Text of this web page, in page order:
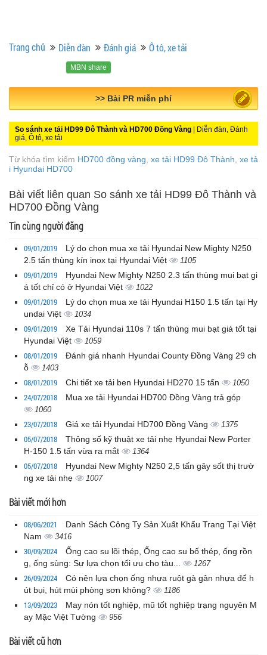
Trang chủ Diễn đàn Đánh giá Ô tô, xe tải
MBN share
>> Quảng cáo miễn phí
So sánh xe tải HD99 Đô Thành và HD700 Đồng Vàng | Diễn đàn, Đánh
giá, Ô tô, xe tải
Từ khóa tìm kiếm HD700 đồng vàng xe tải HD99 Đô Thành xe tả
i Hyundai HD700
Bài viết liên quan So sánh xe tải HD99 Đô Thành và
HD700 Đồng Vàng
Tin cùng người đăng
09/01/2019
Lý do chọn mua xe tải Hyundai New Mighty N250
2.5 tấn thùng kín inox tại Hyundai Việt
1105
09/01/2019
Hyundai New Mighty N250 2.3 tấn thùng mui bạt gi
á tốt chỉ có ở Hyundai Việt
1022
09/01/2019
Lý do chọn mua xe tải Hyundai H150 1.5 tấn tại Hy
undai Việt
1034
09/01/2019
Xe Tải Hyundai 110s 7 tấn thùng mui bạt giá tốt tại
Hyundai Việt
1059
08/01/2019
Đánh giá nhanh Hyundai County Đồng Vàng 29 ch
ỗ
1403
08/01/2019 Chi tiết xe tải ben Hyundai HD270 15 tấn 1050
24/07/2018 Mua xe tải Hyundai HD700 Đồng Vàng trả góp
1060
23/07/2018 Giá xe tải Hyundai HD700 Đồng Vàng 1375
05/07/2018
Thông số kỹ thuật xe tải nhẹ Hyundai New Porter
H-150 1.5 tấn vừa ra mắt
1364
05/07/2018
Hyundai New Mighty N250 2,5 tấn gây sốt thị trườ
ng xe tải nhẹ
1007
Bài viết mới hơn
08/06/2021
Danh Sách Công Ty Sản Xuất Khẩu Trang Tại Việt
Nam
3416
30/09/2024
Ống cao su lõi thép, Ống cao su bố thép, ống rồn
g, ống sùng: Sự lựa chọn tối ưu cho tàu...
1267
26/09/2024
Có nên lựa chọn ống nhựa ruột gà gân nhựa để h
út bụi, hút mùi phòng sơn không?
1186
13/09/2023
May nón tốt nghiệp, mũ tốt nghiệp trạng nguyên M
ay Mặc Việt Tường
956
Bài viết cũ hơn